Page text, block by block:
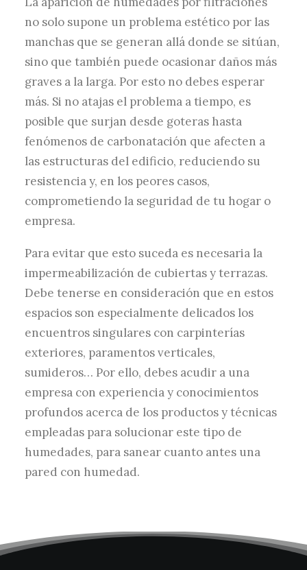
no solo supone un problema estético por las
manchas que se generan allá donde se sitúan,
sino que también puede ocasionar daños más
graves a la larga. Por esto no debes esperar
más. Si no atajas el problema a tiempo, es
posible que surjan desde goteras hasta
fenómenos de carbonatación que afecten a
las estructuras del edificio, reduciendo su
resistencia y, en los peores casos,
comprometiendo la seguridad de tu hogar o
empresa.
Para evitar que esto suceda es necesaria la
impermeabilización de cubiertas y terrazas.
Debe tenerse en consideración que en estos
espacios son especialmente delicados los
encuentros singulares con carpinterías
exteriores, paramentos verticales,
sumideros… Por ello, debes acudir a una
empresa con experiencia y conocimientos
profundos acerca de los productos y técnicas
empleadas para solucionar este tipo de
humedades, para sanear cuanto antes una
pared con humedad.